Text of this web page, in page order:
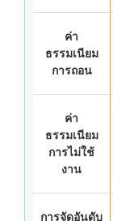
ค่า
ธรรมเนียม
การถอน
ค่า
ธรรมเนียม
การไม่ใช้
งาน
การจัดอันดับ